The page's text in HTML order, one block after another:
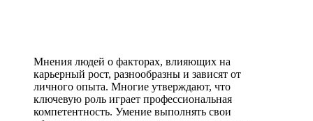
Мнения людей о факторах, влияющих на
карьерный рост, разнообразны и зависят от
личного опыта. Многие утверждают, что
ключевую роль играет профессиональная
компетентность. Умение выполнять свои